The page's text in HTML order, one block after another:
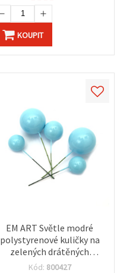
KOUPIT
EM ART Světle modré
polystyrenové kuličky na
zelených drátěných
stoncích, průměr 20 mm ×
Kód: 800427